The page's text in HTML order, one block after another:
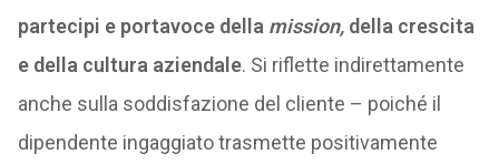
partecipi e portavoce della mission,della crescita
e della cultura aziendale. Si riflette indirettamente
anche sulla soddisfazione del cliente – poiché il
dipendente ingaggiato trasmette positivamente